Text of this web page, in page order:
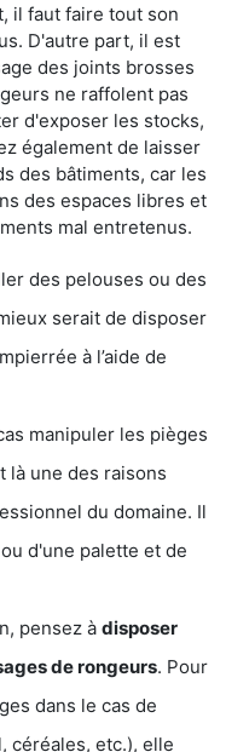
il faut faire tout son
D'autre part, il est
des joints brosses
ne raffolent pas
d'exposer les stocks,
également de laisser
des bâtiments, car les
des espaces libres et
mal entretenus.
des pelouses ou des
serait de disposer
à l’aide de
manipuler les pièges
là une des raisons
du domaine. Il
d'une palette et de
pensez à disposer
de rongeurs. Pour
dans le cas de
céréales, etc.), elle